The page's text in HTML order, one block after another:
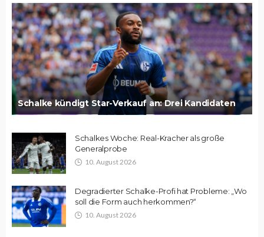
Schalke kündigt Star-Verkauf an: Drei Kandidaten
Schalkes Woche: Real-Kracher als große
Generalprobe
10. August 2026
Degradierter Schalke-Profi hat Probleme: „Wo
soll die Form auch herkommen?“
10. August 2026